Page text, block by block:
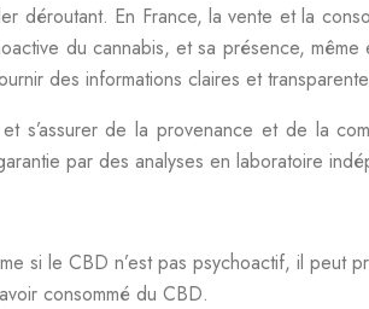
En France, la vente et la
du cannabis, et sa présence,
des informations claires et
s’assurer de la provenance et de la
par des analyses en laboratoire
si le CBD n’est pas psychoactif, il peut
consommé du CBD.